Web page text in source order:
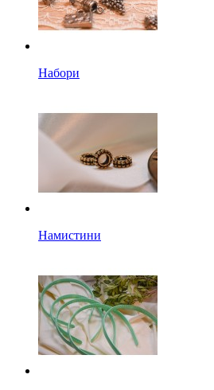
Набори
Намистини